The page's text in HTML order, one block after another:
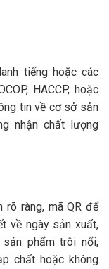
tiếng hoặc các
HACCP, hoặc
tin về cơ sở sản
nhận chất lượng
rõ ràng, mã QR để
về ngày sản xuất,
phẩm trôi nổi,
chất hoặc không